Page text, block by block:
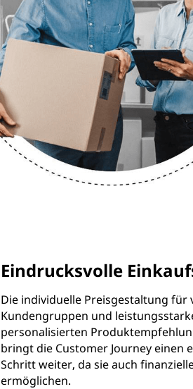
Eindrucksvolle
Die individuelle Preisgestaltung für
Kundengruppen und
personalisierten
bringt die Customer Journey einen
Schritt weiter, da sie auch
ermöglichen.